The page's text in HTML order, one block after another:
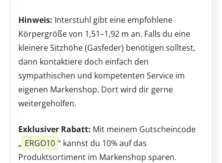
Hinweis: Interstuhl gibt eine empfohlene
Körpergröße von 1,51–1,92 m an. Falls du eine
kleinere Sitzhöhe (Gasfeder) benötigen solltest,
dann kontaktiere doch einfach den
sympathischen und kompetenten Service im
eigenen Markenshop. Dort wird dir gerne
weitergeholfen.
Exklusiver Rabatt: Mit meinem Gutscheincode
„ ERGO10 “ kannst du 10% auf das
Produktsortiment im Markenshop sparen.